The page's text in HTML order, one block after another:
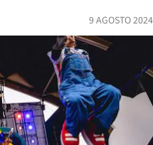
9 AGOSTO 2024